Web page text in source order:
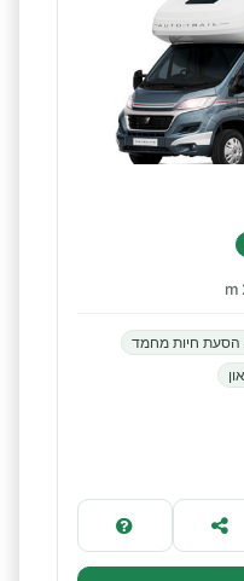
הסעת חיות מחמד